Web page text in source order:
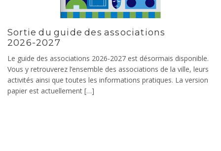
Sortie du guide des associations
2026-2027
Le guide des associations 2026-2027 est désormais disponible.
Vous y retrouverez l’ensemble des associations de la ville, leurs
activités ainsi que toutes les informations pratiques. La version
papier est actuellement […]